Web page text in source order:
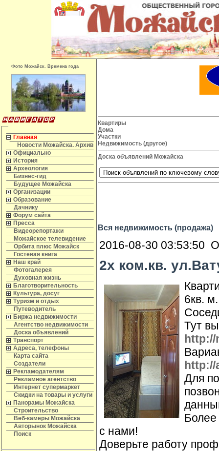
Фото Можайск. Времена года
Главная
Новости Можайска. Архив
Официально
История
Археология
Бизнес-гид
Будущее Можайска
Организации
Образование
Дачнику
Форум сайта
Пресса
Видеорепортажи
Можайское телевидение
Орбита плюс Можайск
Гостевая книга
Наш край
Фотогалерея
Духовная жизнь
Благотворительность
Культура, досуг
Туризм и отдых
Путеводитель
Биржа недвижимости
Агентство недвижимости
Доска объявлений
Транспорт
Адреса, телефоны
Карта сайта
Создатели
Рекламодателям
Рекламное агентство
Интернет супермаркет
Скидки на товары и услуги
Панорамы Можайска
Строительство
Веб-камеры Можайска
Авторынок Можайска
Поиск
Квартиры
Дома
Участки
Недвижимость (другое)
Доска объявлений Можайска
Вся недвижимость (продажа)
2016-08-30 03:53:50
2х ком.кв.
6кв.
Тут
http://
http://
Для
с нами!
Доверьте работу